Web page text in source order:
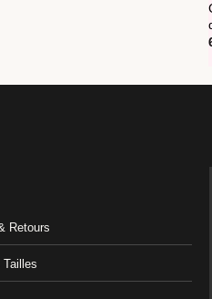
Retours
Tailles